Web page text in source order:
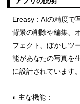
Ereasy：AIの精度で
背景の削除や編集、
フェクト、ぼかしツ
能があなたの写真を
に設計されています。
◐ 主な機能：